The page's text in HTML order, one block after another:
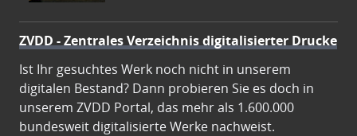
ZVDD - Zentrales Verzeichnis digitalisierter Drucke
Ist Ihr gesuchtes Werk noch nicht in unserem
digitalen Bestand? Dann probieren Sie es doch in
unserem ZVDD Portal, das mehr als 1.600.000
bundesweit digitalisierte Werke nachweist.